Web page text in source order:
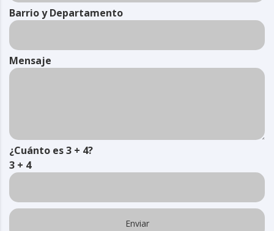
Barrio y Departamento
Mensaje
¿Cuánto es 3 + 4?
3 + 4